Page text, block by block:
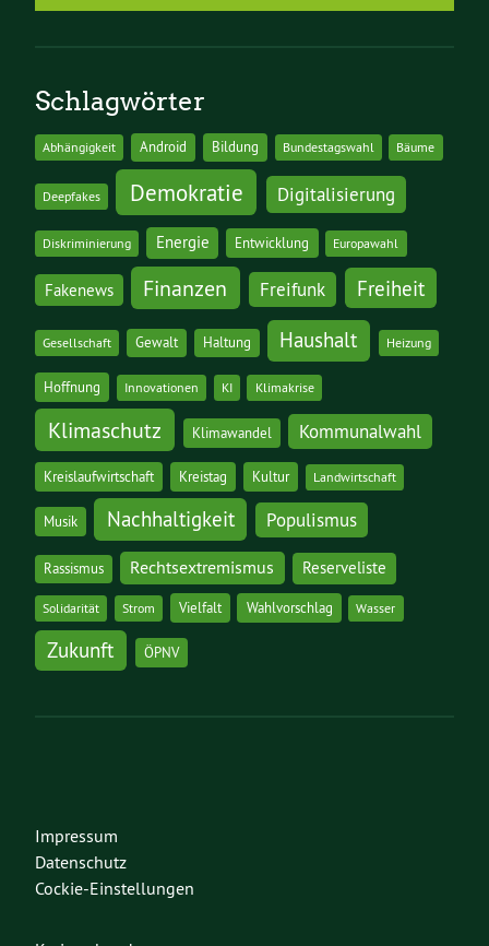
Schlagwörter
Abhängigkeit Android Bildung Bundestagswahl Bäume
Deepfakes Demokratie Digitalisierung
Diskriminierung Energie Entwicklung Europawahl
Fakenews Finanzen Freifunk Freiheit
Gesellschaft Gewalt Haltung Haushalt Heizung
Hoffnung Innovationen KI Klimakrise
Klimaschutz Klimawandel Kommunalwahl
Kreislaufwirtschaft Kreistag Kultur Landwirtschaft
Musik Nachhaltigkeit Populismus
Rassismus Rechtsextremismus Reserveliste
Solidarität Strom Vielfalt Wahlvorschlag Wasser
Zukunft ÖPNV
Impressum
Datenschutz
Cockie-Einstellungen